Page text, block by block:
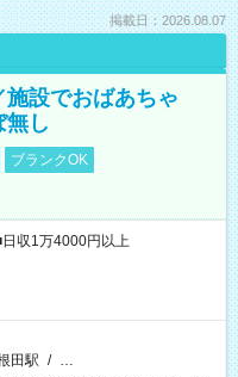
掲載日：2026.08.07
設でおばあちゃ
無し
ブランクOK
収1万4000円以上
田駅 / …